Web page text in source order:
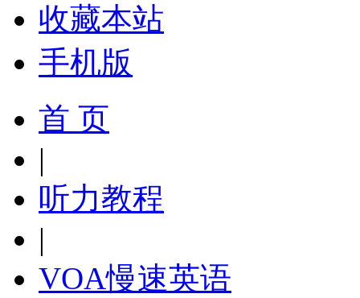
收藏本站
手机版
首 页
|
听力教程
|
VOA慢速英语